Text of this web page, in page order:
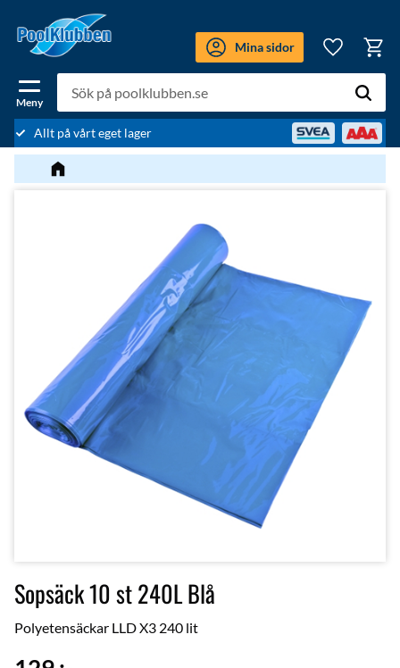
Meny
Mina sidor
Favoriter
Allt på vårt eget lager
Sopsäck 10 st 240L Blå
Polyetensäckar LLD X3 240 lit